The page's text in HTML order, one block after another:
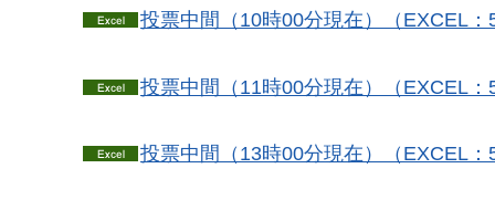
投票中間（10時00分現在）（EXCEL：
投票中間（11時00分現在）（EXCEL：
投票中間（13時00分現在）（EXCEL：